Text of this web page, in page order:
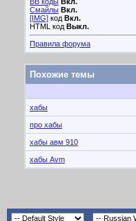
Смайлы Вкл.
[IMG] код Вкл.
HTML код Выкл.
Правила форума
Похожие темы
хабы
про хабы
хабы авм 910
хабы Avm